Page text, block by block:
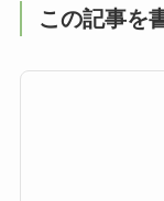
この記事を